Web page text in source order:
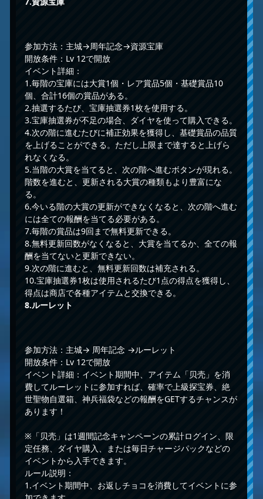
参加方法：主城→周年記念→資源宝庫
開放条件：Lv 12で開放
イベント詳細：
1.毎階の宝庫には大賞1個・レア賞品5個・基礎賞品10
個、合計16個の賞品がある。
2.抽選するたび、宝庫抽選券1枚を使用する。
3.宝庫抽選券が不足の場合、ダイヤを使って購入できる。
4.次の階に進むたびに補正効果を獲得し、基礎賞品の品質
を上げることができる。ただし上限まで達すると上げら
れなくなる。
5.当階の大賞を当てると、次の階へ進むボタンが現れる。
階数を進むと、更新される大賞の種類もより豊富にな
る。
6.今いる階の大賞の更新ができなくなると、次の階へ進む
には全ての報酬を当てる必要がある。
7.毎階の賞品は9回まで無料更新できる。
8.無料更新回数がなくなると、大賞を当てるか、全ての報
酬を当てないと更新できない。
9.次の階に進むと、無料更新回数は補充される。
10.宝庫抽選券1枚は使用されるたび1点の得点を獲得し、
得点は商店で各種アイテムと交換できる。
8.ルーレット
参加方法：主城→ 周年記念 →ルーレット
開放条件：Lv 12で開放
イベント詳細：イベント期間中、アイテム「贝壳」を消
費してルーレットに参加すれば、確率で上級探宝券、絶
世聖物自選箱、神兵福袋などの報酬をGETするチャンスが
あります！
※「贝壳」は1週間記念キャンペーンの累計ログイン、限
定任務、ダイヤ購入、または毎日チャージパックなどの
イベントから入手できます。
ルール説明：
1.イベント期間中、お返しチョコを消費してイベントに参